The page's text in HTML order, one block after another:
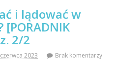
i lądować w
2/2
2023 Brak komentarzy